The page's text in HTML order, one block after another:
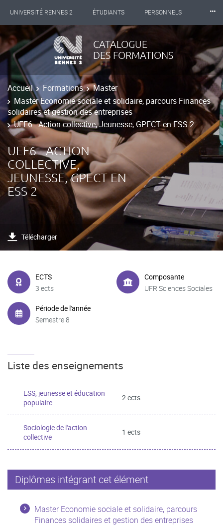
UNIVERSITÉ RENNES 2 ÉTUDIANTS PERSONNELS
INTERNATIONAL PROFESSIONNELS
LES NOUVELLES DE RENNES 2
⸱⸱⸱
CATALOGUE
DES FORMATIONS
Accueil Formations
Master
Master Economie sociale et solidaire, parcours Finances
solidaires et gestion des entreprises
UEF6 - Action collective, Jeunesse, GPECT en ESS 2
UEF6 - ACTION
COLLECTIVE,
JEUNESSE, GPECT EN
ESS 2
Télécharger
ECTS
3 ects
Composante
UFR Sciences Sociales
Période de l'année
Semestre 8
Liste des enseignements
ESS, jeunesse et éducation
populaire
2 ects
Sociologie de l'action
collective
1 ects
Diplômes intégrant cet élément
Master Economie sociale et solidaire, parcours
Finances solidaires et gestion des entreprises